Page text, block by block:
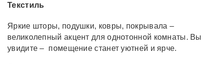
Текстиль
Яркие шторы, подушки, ковры, покрывала –
великолепный акцент для однотонной комнаты. Вы
увидите – помещение станет уютней и ярче.